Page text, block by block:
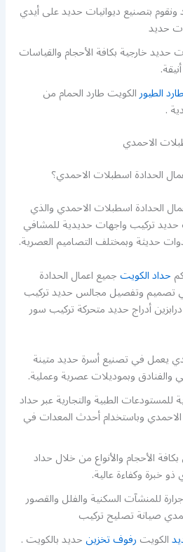
ونقوم بتصنيع ديوانيات حديد على أيدي
حديد
خارجية بكافة الأحجام والقياسات
طارد الطيورالكويت طارد الحمام من
.
الاحمدي
الحدادة اسطبلات الاحمدي؟
الحدادة اسطبلات الاحمدي والذي
تركيب واجهات حديدية للمشافي
حديثة وبمختلف التصاميم العصرية.
حداد الكويتجميع اعمال الحدادة
تصميم وتفصيل مجالس حديد تركيب
أدراج حديد متحركة تركيب سور
يعمل في تصنيع أسرة حديد متينة
والفنادق وبموديلات عصرية وعملية.
الطبية والتجارية عبر حداد
وباستخدام أحدث المعدات في
الأحجام والأنواع من خلال حداد
خبرة وكفاءة عالية.
للمنشآت السكنية والفلل والقصور
صيانة تصليح تركيب
الكويترفوف تخزينحديد بالكويت .